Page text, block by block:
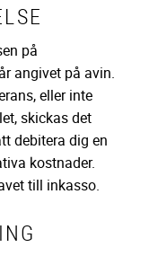
på
angivet på avin.
eller inte
skickas det
debitera dig en
kostnader.
till inkasso.